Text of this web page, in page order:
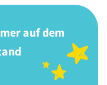
auf dem